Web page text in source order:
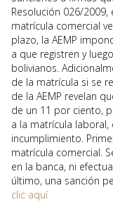
Resolución 026/
matrícula comercial
plazo, la AEMP
a que registren y
bolivianos.
de la matrícula si se
de la AEMP revelan
de un 11 por ciento,
a la matrícula
incumplimiento.
matrícula comercial.
en la banca, ni
último, una sanción
clic aquí